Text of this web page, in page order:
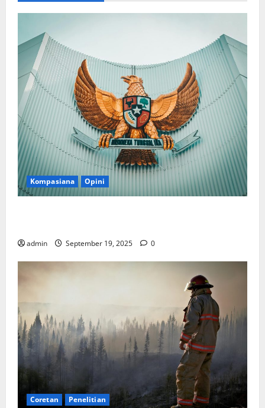
Kompasiana Opini
admin September 19, 2025 0
Coretan Penelitian